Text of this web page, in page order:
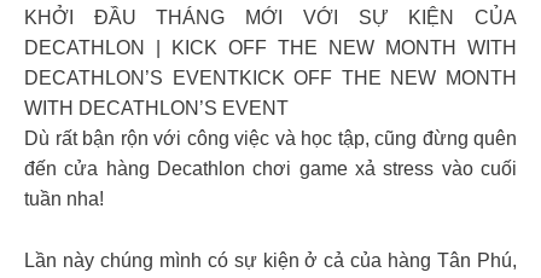
KHỞI ĐẦU THÁNG MỚI VỚI SỰ KIỆN CỦA
DECATHLON | KICK OFF THE NEW MONTH WITH
DECATHLON’S EVENTKICK OFF THE NEW MONTH
WITH DECATHLON’S EVENT
Dù rất bận rộn với công việc và học tập, cũng đừng quên
đến cửa hàng Decathlon chơi game xả stress vào cuối
tuần nha!
Lần này chúng mình có sự kiện ở cả của hàng Tân Phú,